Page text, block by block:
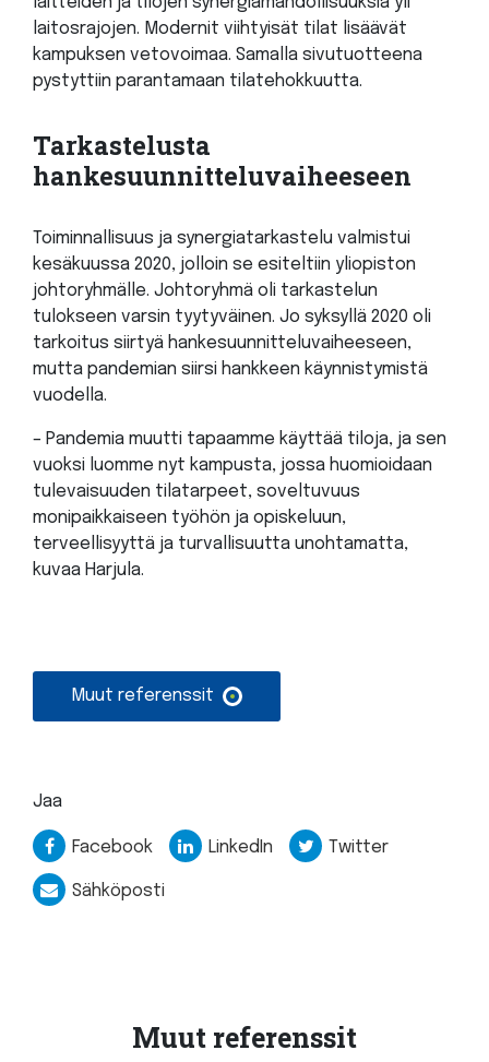
laitosrajojen. Modernit viihtyisät tilat lisäävät
kampuksen vetovoimaa. Samalla sivutuotteena
pystyttiin parantamaan tilatehokkuutta.
Tarkastelusta
hankesuunnitteluvaiheeseen
Toiminnallisuus ja synergiatarkastelu valmistui
kesäkuussa 2020, jolloin se esiteltiin yliopiston
johtoryhmälle. Johtoryhmä oli tarkastelun
tulokseen varsin tyytyväinen. Jo syksyllä 2020 oli
tarkoitus siirtyä hankesuunnitteluvaiheeseen,
mutta pandemian siirsi hankkeen käynnistymistä
vuodella.
– Pandemia muutti tapaamme käyttää tiloja, ja sen
vuoksi luomme nyt kampusta, jossa huomioidaan
tulevaisuuden tilatarpeet, soveltuvuus
monipaikkaiseen työhön ja opiskeluun,
terveellisyyttä ja turvallisuutta unohtamatta,
kuvaa Harjula.
Muut referenssit
Jaa
Facebook LinkedIn Twitter
Sähköposti
Muut referenssit